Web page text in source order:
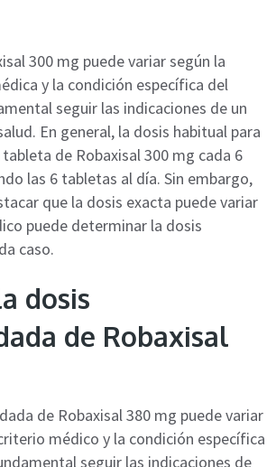
300 mg puede variar según la
y la condición específica del
seguir las indicaciones de un
En general, la dosis habitual para
de Robaxisal 300 mg cada 6
las 6 tabletas al día. Sin embargo,
que la dosis exacta puede variar
puede determinar la dosis
caso.
dosis
de Robaxisal
de Robaxisal 380 mg puede variar
médico y la condición específica
seguir las indicaciones de